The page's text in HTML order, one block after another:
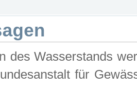
des Wasserstands
für